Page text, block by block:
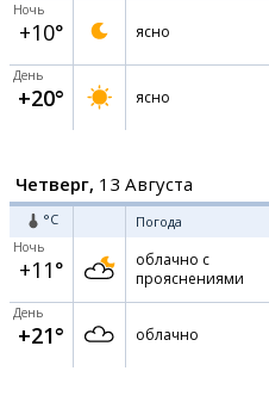
Ночь
+10° ясно
День
+20° ясно
Четверг, 13 Августа
°C Погода
Ночь
+11°
облачно с
прояснениями
День
+21° облачно